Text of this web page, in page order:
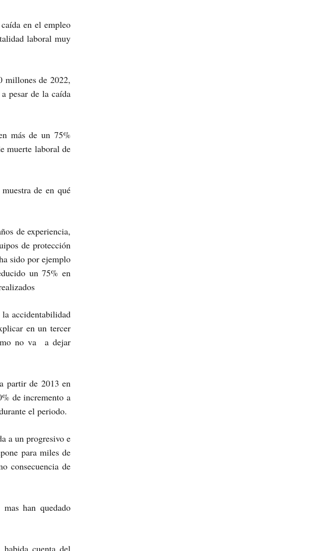
en el empleo
laboral muy
millones de 2022,
pesar de la caída
más de un 75%
muerte laboral de
de en qué
de experiencia,
de protección
sido por ejemplo
un 75% en
accidentabilidad
en un tercer
no va a dejar
partir de 2013 en
de incremento a
el periodo.
a un progresivo e
para miles de
consecuencia de
han quedado
cuenta del